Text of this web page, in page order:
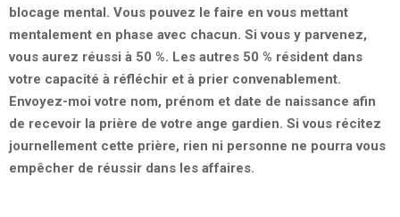
blocage mental. Vous pouvez le faire en vous mettant
mentalement en phase avec chacun. Si vous y parvenez,
vous aurez réussi à 50 %. Les autres 50 % résident dans
votre capacité à réfléchir et à prier convenablement.
Envoyez-moi votre nom, prénom et date de naissance afin
de recevoir la prière de votre ange gardien. Si vous récitez
journellement cette prière, rien ni personne ne pourra vous
empêcher de réussir dans les affaires.